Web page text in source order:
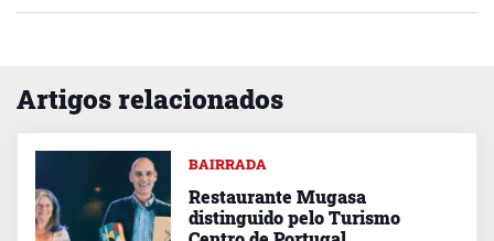
Artigos relacionados
BAIRRADA
Restaurante Mugasa
distinguido pelo Turismo